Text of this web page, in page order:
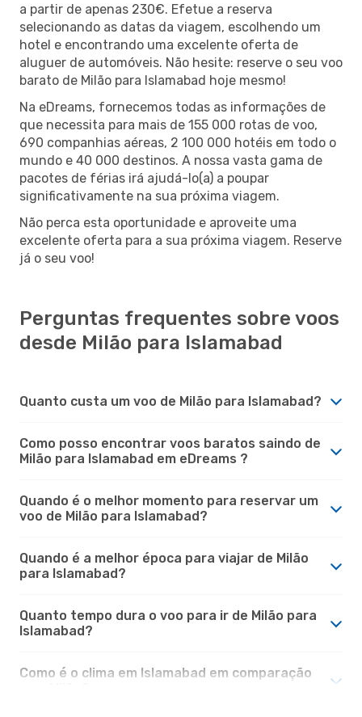
a partir de apenas 230€. Efetue a reserva
selecionando as datas da viagem, escolhendo um
hotel e encontrando uma excelente oferta de
aluguer de automóveis. Não hesite: reserve o seu voo
barato de Milão para Islamabad hoje mesmo!
Na eDreams, fornecemos todas as informações de
que necessita para mais de 155 000 rotas de voo,
690 companhias aéreas, 2 100 000 hotéis em todo o
mundo e 40 000 destinos. A nossa vasta gama de
pacotes de férias irá ajudá-lo(a) a poupar
significativamente na sua próxima viagem.
Não perca esta oportunidade e aproveite uma
excelente oferta para a sua próxima viagem. Reserve
já o seu voo!
Perguntas frequentes sobre voos
desde Milão para Islamabad
Quanto custa um voo de Milão para Islamabad?
Como posso encontrar voos baratos saindo de
Milão para Islamabad em eDreams ?
Quando é o melhor momento para reservar um
voo de Milão para Islamabad?
Quando é a melhor época para viajar de Milão
para Islamabad?
Quanto tempo dura o voo para ir de Milão para
Islamabad?
Como é o clima em Islamabad em comparação